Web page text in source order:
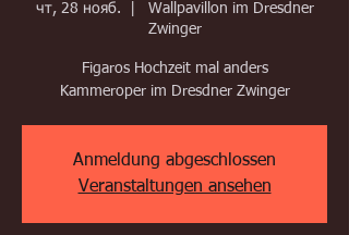
чт, 28 нояб.
Wallpavillon im Dresdner
Zwinger
Figaros Hochzeit mal anders
Kammeroper im Dresdner Zwinger
Anmeldung abgeschlossen
Veranstaltungen ansehen